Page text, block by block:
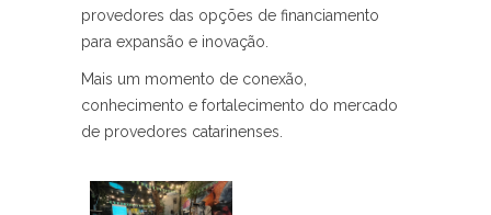
provedores das opções de financiamento
para expansão e inovação.
Mais um momento de conexão,
conhecimento e fortalecimento do mercado
de provedores catarinenses.